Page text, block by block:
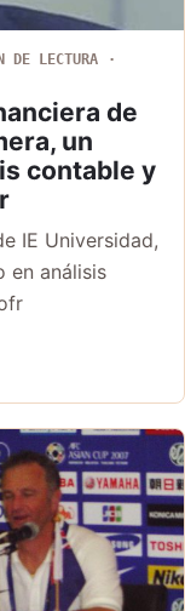
DE LECTURA
de
un
contable y
IE Universidad,
en análisis